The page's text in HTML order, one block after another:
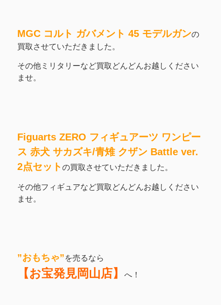
MGC コルト ガバメント 45 モデルガンの
買取させていただきました。
その他ミリタリーなど買取どんどんお越しください
ませ。
Figuarts ZERO フィギュアーツ ワンピー
ス 赤犬 サカズキ/青雉 クザン Battle ver.
2点セットの買取させていただきました。
その他フィギュアなど買取どんどんお越しください
ませ。
”おもちゃ”を売るなら
【お宝発見岡山店】 へ！